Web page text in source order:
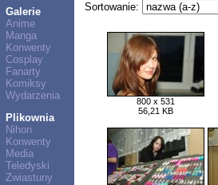
Galerie
Anime
Manga
Konwenty
Cosplay
Fanarty
Komiksy
Wydarzenia
Plikownia
Nihon
Konwenty
Media
Teledyski
Zwiastuny
Sortowanie:
800 x 531
56,21 KB